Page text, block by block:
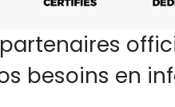
besoins en